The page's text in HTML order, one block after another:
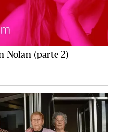
Nolan (parte 2)